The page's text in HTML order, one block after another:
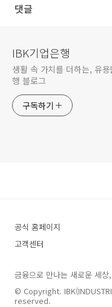
댓글
IBK기업은행
생활 속 가치를 더하는, 유
행 블로그
구독하기
공식 홈페이지
고객센터
금융으로 만나는 새로운 세상
© Copyright.
reserved.